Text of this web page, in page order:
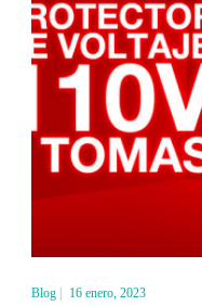
Blog| 16 enero, 2023